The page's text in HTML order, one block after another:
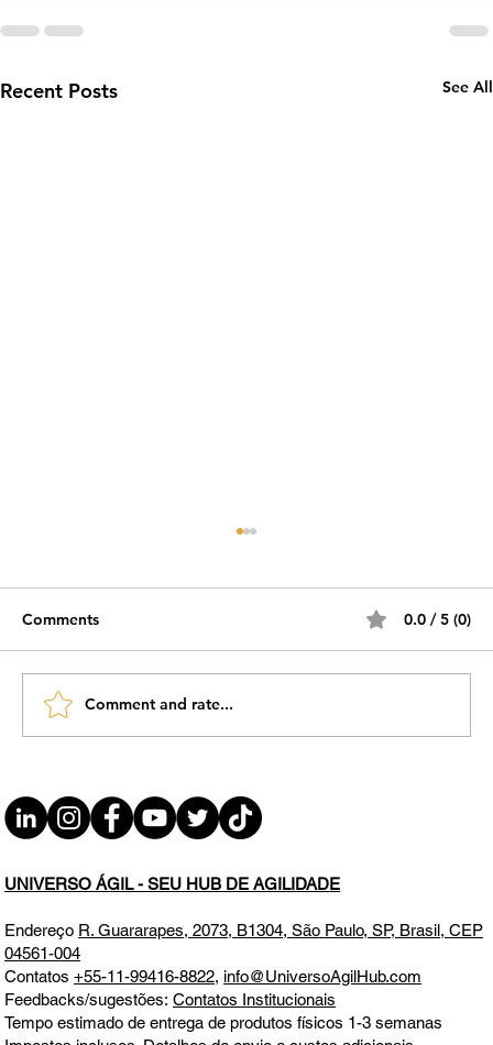
Recent Posts See All
Acalmar a Mente QUA 20.08.25 07h31
Comments 0.0 / 5 (0)
Comment and rate...
UNIVERSO ÁGIL - SEU HUB DE AGILIDADE
Endereço R. Guararapes, 2073, B1304, São Paulo, SP, Brasil, CEP
04561-004
Contatos+55-11-99416-8822, info@UniversoAgilHub.com
Feedbacks/sugestões:Contatos Institucionais
Tempo estimado de entrega de produtos físicos 1-3 semanas